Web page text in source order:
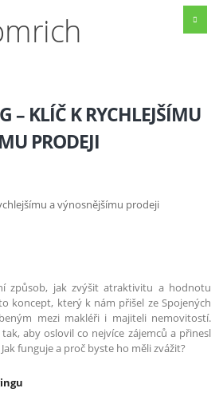
– KLÍČ K RYCHLEJŠÍMU
PRODEJI
způsob, jak zvýšit atraktivitu a hodnotu
koncept, který k nám přišel ze Spojených
mezi makléři i majiteli nemovitostí.
aby oslovil co nejvíce zájemců a přinesl
funguje a proč byste ho měli zvážit?